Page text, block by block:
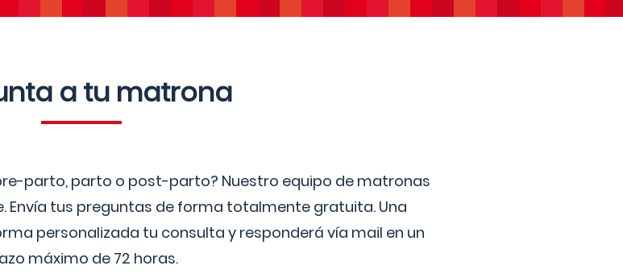
a tu matrona
parto, parto o post-parto? Nuestro equipo de matronas
Envía tus preguntas de forma totalmente gratuita. Una
personalizada tu consulta y responderá vía mail en un
máximo de 72 horas.